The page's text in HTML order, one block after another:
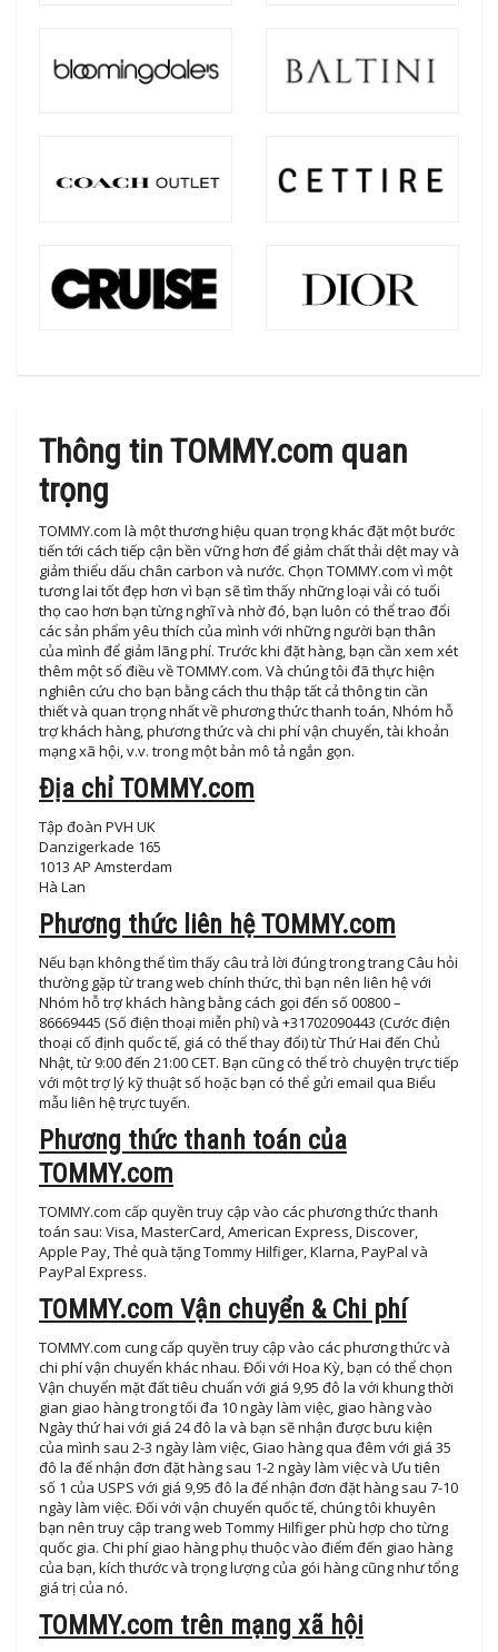
Thông tin TOMMY.com quan
trọng
TOMMY.com là một thương hiệu quan trọng khác đặt một bước
tiến tới cách tiếp cận bền vững hơn để giảm chất thải dệt may và
giảm thiểu dấu chân carbon và nước. Chọn TOMMY.com vì một
tương lai tốt đẹp hơn vì bạn sẽ tìm thấy những loại vải có tuổi
thọ cao hơn bạn từng nghĩ và nhờ đó, bạn luôn có thể trao đổi
các sản phẩm yêu thích của mình với những người bạn thân
của mình để giảm lãng phí. Trước khi đặt hàng, bạn cần xem xét
thêm một số điều về TOMMY.com. Và chúng tôi đã thực hiện
nghiên cứu cho bạn bằng cách thu thập tất cả thông tin cần
thiết và quan trọng nhất về phương thức thanh toán, Nhóm hỗ
trợ khách hàng, phương thức và chi phí vận chuyển, tài khoản
mạng xã hội, v.v. trong một bản mô tả ngắn gọn.
Địa chỉ TOMMY.com
Tập đoàn PVH UK
Danzigerkade 165
1013 AP Amsterdam
Hà Lan
Phương thức liên hệ TOMMY.com
Nếu bạn không thể tìm thấy câu trả lời đúng trong trang Câu hỏi
thường gặp từ trang web chính thức, thì bạn nên liên hệ với
Nhóm hỗ trợ khách hàng bằng cách gọi đến số 00800 –
86669445 (Số điện thoại miễn phí) và +31702090443 (Cước điện
thoại cố định quốc tế, giá có thể thay đổi) từ Thứ Hai đến Chủ
Nhật, từ 9:00 đến 21:00 CET. Bạn cũng có thể trò chuyện trực tiếp
với một trợ lý kỹ thuật số hoặc bạn có thể gửi email qua Biểu
mẫu liên hệ trực tuyến.
Phương thức thanh toán của
TOMMY.com
TOMMY.com cấp quyền truy cập vào các phương thức thanh
toán sau: Visa, MasterCard, American Express, Discover,
Apple Pay, Thẻ quà tặng Tommy Hilfiger, Klarna, PayPal và
PayPal Express.
TOMMY.com Vận chuyển & Chi phí
TOMMY.com cung cấp quyền truy cập vào các phương thức và
chi phí vận chuyển khác nhau. Đối với Hoa Kỳ, bạn có thể chọn
Vận chuyển mặt đất tiêu chuẩn với giá 9,95 đô la với khung thời
gian giao hàng trong tối đa 10 ngày làm việc, giao hàng vào
Ngày thứ hai với giá 24 đô la và bạn sẽ nhận được bưu kiện
của mình sau 2-3 ngày làm việc, Giao hàng qua đêm với giá 35
đô la để nhận đơn đặt hàng sau 1-2 ngày làm việc và Ưu tiên
số 1 của USPS với giá 9,95 đô la để nhận đơn đặt hàng sau 7-10
ngày làm việc. Đối với vận chuyển quốc tế, chúng tôi khuyên
bạn nên truy cập trang web Tommy Hilfiger phù hợp cho từng
quốc gia. Chi phí giao hàng phụ thuộc vào điểm đến giao hàng
của bạn, kích thước và trọng lượng của gói hàng cũng như tổng
giá trị của nó.
TOMMY.com trên mạng xã hội